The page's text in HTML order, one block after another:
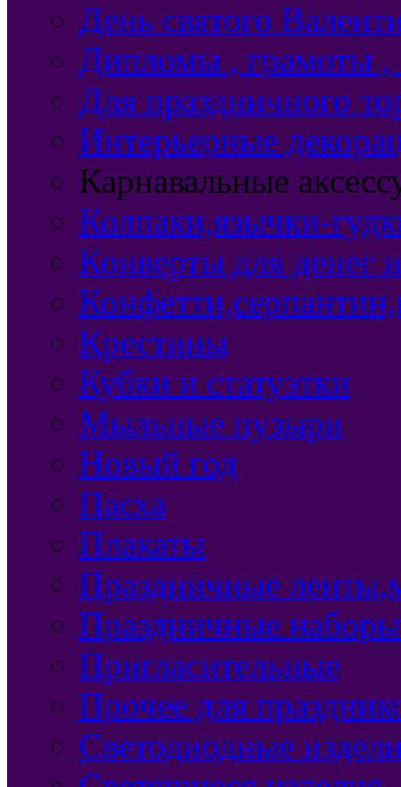
День святого
Дипломы , грамоты ,
Для праздничного
Интерьерные
Карнавальные
Колпаки,язычки-
Конверты для денег
Крестины
Кубки и статуэтки
Мыльные пузыри
Новый год
Пасха
Плакаты
Праздничные
Праздничные
Пригласительные
Прочее для
Светодиодные